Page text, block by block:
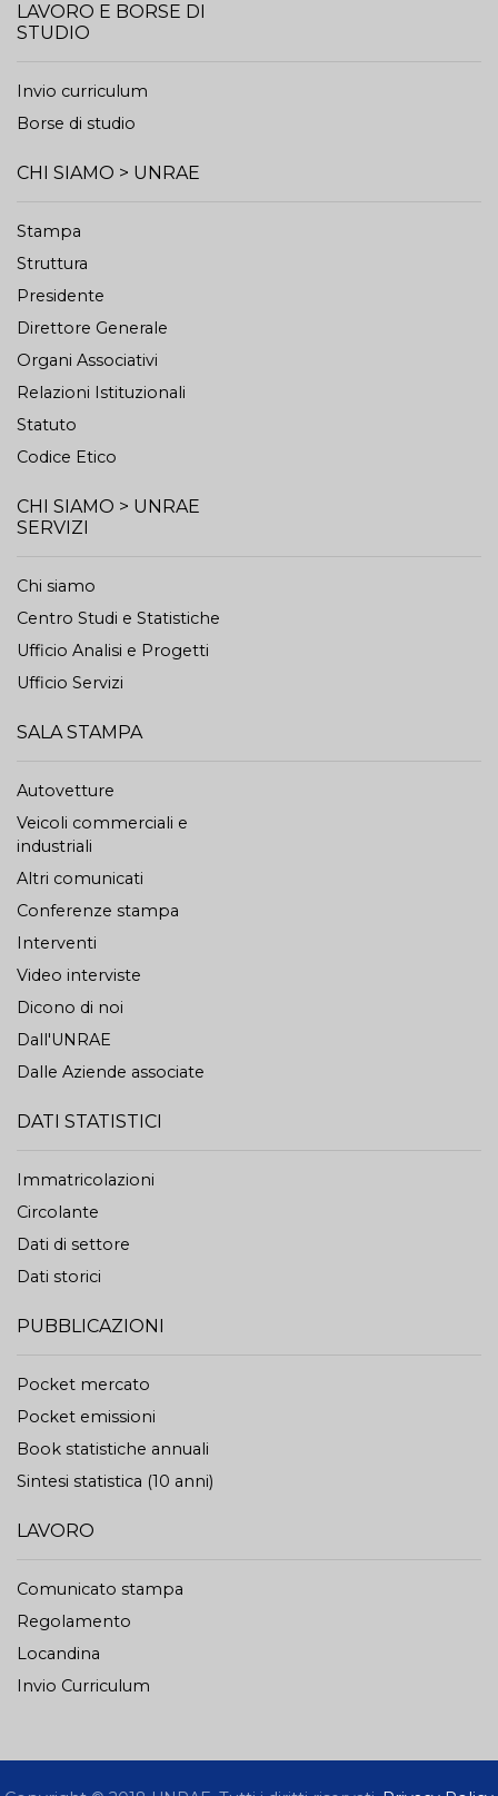
LAVORO E BORSE DI
STUDIO
Invio curriculum
Borse di studio
CHI SIAMO > UNRAE
Stampa
Struttura
Presidente
Direttore Generale
Organi Associativi
Relazioni Istituzionali
Statuto
Codice Etico
CHI SIAMO > UNRAE
SERVIZI
Chi siamo
Centro Studi e Statistiche
Ufficio Analisi e Progetti
Ufficio Servizi
SALA STAMPA
Autovetture
Veicoli commerciali e
industriali
Altri comunicati
Conferenze stampa
Interventi
Video interviste
Dicono di noi
Dall'UNRAE
Dalle Aziende associate
DATI STATISTICI
Immatricolazioni
Circolante
Dati di settore
Dati storici
PUBBLICAZIONI
Pocket mercato
Pocket emissioni
Book statistiche annuali
Sintesi statistica (10 anni)
LAVORO
Comunicato stampa
Regolamento
Locandina
Invio Curriculum